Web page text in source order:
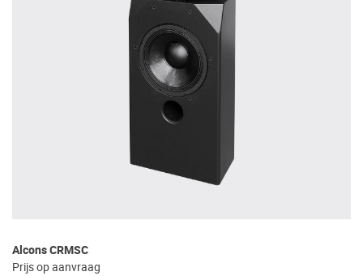
Alcons CRMSC
Prijs op aanvraag